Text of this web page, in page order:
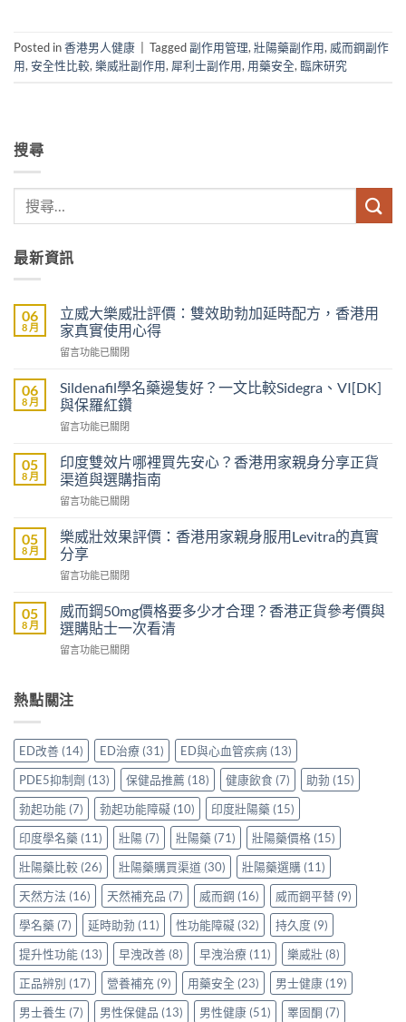
Posted in香港男人健康 Tagged副作用管理,壯陽藥副作用, 威而鋼副作
用,安全性比較,樂威壯副作用, 犀利士副作用, 用藥安全, 臨床研究
搜尋
最新資訊
06
8 月
立威大樂威壯評價：雙效助勃加延時配方，香港用
家真實使用心得
在
威
大
樂
威
評
價：
雙
效
勃
加
時
方，
香
港
真
實
用
心
得〉
中
留言功能已關閉
06
8 月
Sildenafil學名藥邊隻好？一文比較Sidegra、VI[DK]
與保羅紅鑽
在
學
名
藥
邊
好？
一
文
比
Sidegra、
VI[DK]
保
鑽〉
留言功能已關閉
05
8 月
印度雙效片哪裡買先安心？香港用家親身分享正貨
渠道與選購指南
在
度
雙
效
片
裡
買
先
安
港
親
身
分
享
正
貨
渠
道
與
選
購
指
南〉
中
留言功能已關閉
05
8 月
樂威壯效果評價：香港用家親身服用Levitra的真實
分享
在
威
壯
效
果
香
家
親
身
服
用
Levitra
的
真
實
分
享〉
中
留言功能已關閉
05
8 月
威而鋼50mg價格要多少才合理？香港正貨參考價與
選購貼士一次看清
在
鋼
50mg
格
要
多
少
才
合
理？
香
港
正
貨
參
考
價
與
選
購
貼
士
留言功能已關閉
熱點關注
ED改善 (14) ED治療 (31) ED與心血管疾病 (13)
PDE5抑制劑 (13) 保健品推薦 (18) 健康飲食 (7) 助勃 (15)
勃起功能 (7) 勃起功能障礙 (10) 印度壯陽藥 (15)
印度學名藥 (11) 壯陽 (7) 壯陽藥 (71) 壯陽藥價格 (15)
壯陽藥比較 (26) 壯陽藥購買渠道 (30) 壯陽藥選購 (11)
天然方法 (16) 天然補充品 (7) 威而鋼 (16) 威而鋼平替 (9)
學名藥 (7) 延時助勃 (11) 性功能障礙 (32) 持久度 (9)
提升性功能 (13) 早洩改善 (8) 早洩治療 (11) 樂威壯 (8)
正品辨別 (17) 營養補充 (9) 用藥安全 (23) 男士健康 (19)
男士養生 (7) 男性保健品 (13) 男性健康 (51) 睪固酮 (7)